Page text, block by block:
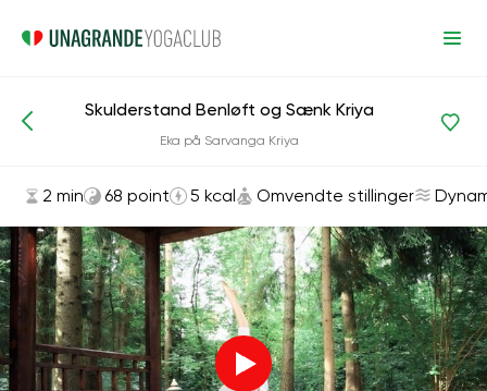
Asanas og øvelser Omvendte stillinger
Skulderstand Benløft og Sænk Kriya
Eka på Sarvanga Kriya
2 min 68 point 5 kcal Omvendte stillinger